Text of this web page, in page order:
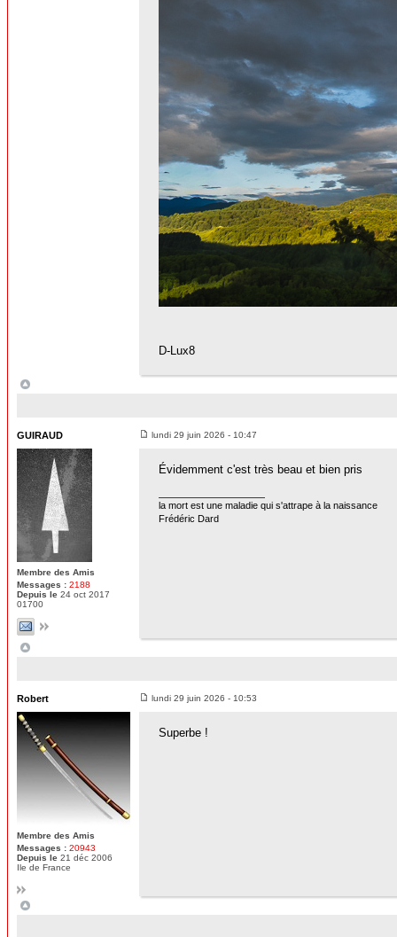
D-Lux8
GUIRAUD lundi 29 juin 2026 - 10:47
Membre des Amis
Messages : 2188
Depuis le 24 oct 2017
01700
Évidemment c'est très beau et bien pris
la mort est une maladie qui s'attrape à la naissance
Frédéric Dard
Robert lundi 29 juin 2026 - 10:53
Membre des Amis
Messages : 20943
Depuis le 21 déc 2006
Ile de France
Superbe !